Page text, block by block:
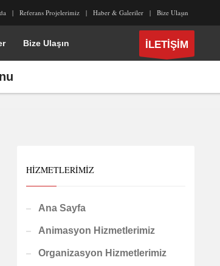
Referans Projelerimiz Haber & Galeriler Bize Ulaşın
Bize Ulaşın İLETİŞİM
HIZMETLERIMIZ
Ana Sayfa
Animasyon Hizmetlerimiz
Organizasyon Hizmetlerimiz